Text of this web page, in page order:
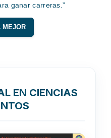
ganar carreras.”
MEJOR
EN CIENCIAS